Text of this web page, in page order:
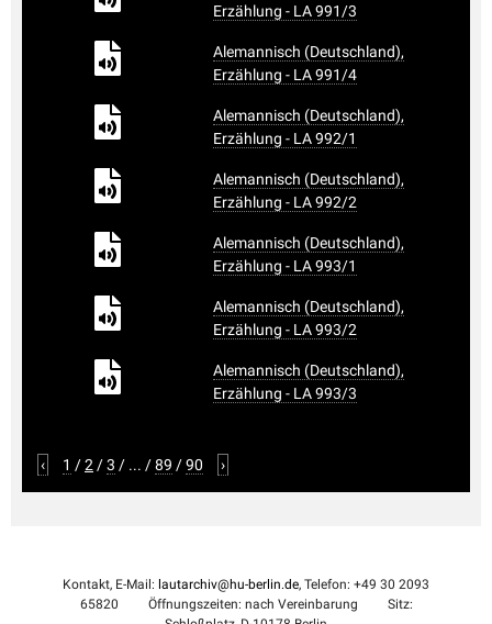
Erzählung - LA 991/3
Alemannisch (Deutschland),
Erzählung - LA 991/4
Alemannisch (Deutschland),
Erzählung - LA 992/1
Alemannisch (Deutschland),
Erzählung - LA 992/2
Alemannisch (Deutschland),
Erzählung - LA 993/1
Alemannisch (Deutschland),
Erzählung - LA 993/2
Alemannisch (Deutschland),
Erzählung - LA 993/3
‹ 1 /2 /3 / ... /89 /90 ›
Kontakt, E-Mail: lautarchiv@hu-berlin.de, Telefon: +49 30 2093
65820
Öffnungszeiten: nach Vereinbarung
Sitz: